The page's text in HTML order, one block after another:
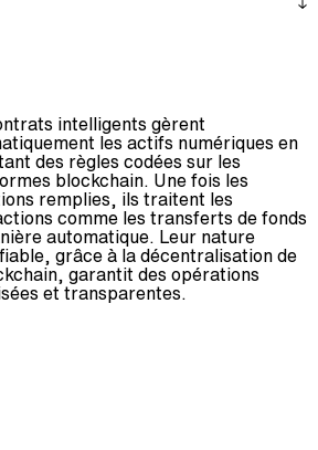
intelligents gèrent
les actifs numériques en
des règles codées sur les
blockchain. Une fois les
remplies, ils traitent les
comme les transferts de fonds
automatique. Leur nature
grâce à la décentralisation de
garantit des opérations
et transparentes.